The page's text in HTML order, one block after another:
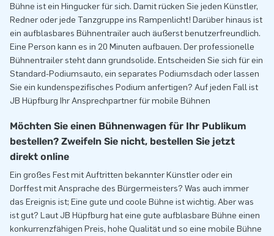
Bühne ist ein Hingucker für sich. Damit rücken Sie jeden Künstler,
Redner oder jede Tanzgruppe ins Rampenlicht! Darüber hinaus ist
ein aufblasbares Bühnentrailer auch äußerst benutzerfreundlich.
Eine Person kann es in 20 Minuten aufbauen. Der professionelle
Bühnentrailer steht dann grundsolide. Entscheiden Sie sich für ein
Standard-Podiumsauto, ein separates Podiumsdach oder lassen
Sie ein kundenspezifisches Podium anfertigen? Auf jeden Fall ist
JB Hüpfburg Ihr Ansprechpartner für mobile Bühnen
Möchten Sie einen Bühnenwagen für Ihr Publikum
bestellen? Zweifeln Sie nicht, bestellen Sie jetzt
direkt online
Ein großes Fest mit Auftritten bekannter Künstler oder ein
Dorffest mit Ansprache des Bürgermeisters? Was auch immer
das Ereignis ist; Eine gute und coole Bühne ist wichtig. Aber was
ist gut? Laut JB Hüpfburg hat eine gute aufblasbare Bühne einen
konkurrenzfähigen Preis, hohe Qualität und so eine mobile Bühne